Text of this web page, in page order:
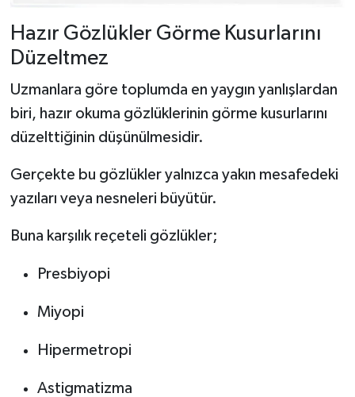
Hazır Gözlükler Görme Kusurlarını
Düzeltmez
Uzmanlara göre toplumda en yaygın yanlışlardan
biri, hazır okuma gözlüklerinin görme kusurlarını
düzelttiğinin düşünülmesidir.
Gerçekte bu gözlükler yalnızca yakın mesafedeki
yazıları veya nesneleri büyütür.
Buna karşılık reçeteli gözlükler;
Presbiyopi
Miyopi
Hipermetropi
Astigmatizma